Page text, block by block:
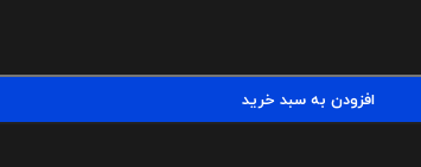
افزودن به سبد خرید